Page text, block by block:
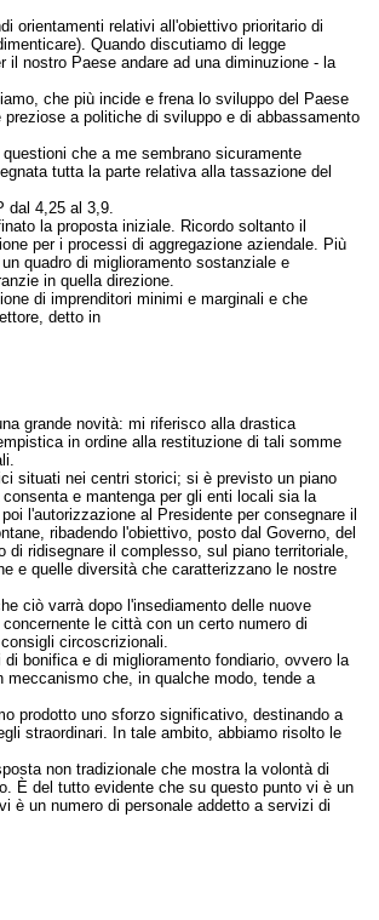
orientamenti relativi all'obiettivo prioritario di
Quando discutiamo di legge
nostro Paese andare ad una diminuzione - la
che più incide e frena lo sviluppo del Paese
a politiche di sviluppo e di abbassamento
che a me sembrano sicuramente
tutta la parte relativa alla tassazione del
dal 4,25 al 3,9.
la proposta iniziale. Ricordo soltanto il
per i processi di aggregazione aziendale. Più
quadro di miglioramento sostanziale e
in quella direzione.
di imprenditori minimi e marginali e che
detto in
grande novità: mi riferisco alla drastica
in ordine alla restituzione di tali somme
situati nei centri storici; si è previsto un piano
e mantenga per gli enti locali sia la
l'autorizzazione al Presidente per consegnare il
ribadendo l'obiettivo, posto dal Governo, del
ridisegnare il complesso, sul piano territoriale,
e quelle diversità che caratterizzano le nostre
ciò varrà dopo l'insediamento delle nuove
le città con un certo numero di
circoscrizionali.
bonifica e di miglioramento fondiario, ovvero la
che, in qualche modo, tende a
prodotto uno sforzo significativo, destinando a
straordinari. In tale ambito, abbiamo risolto le
non tradizionale che mostra la volontà di
È del tutto evidente che su questo punto vi è un
è un numero di personale addetto a servizi di